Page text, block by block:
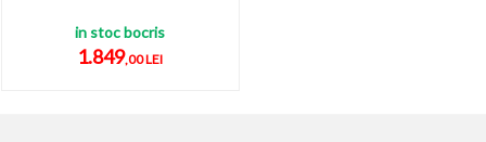
in stoc bocris
1.849,00 LEI